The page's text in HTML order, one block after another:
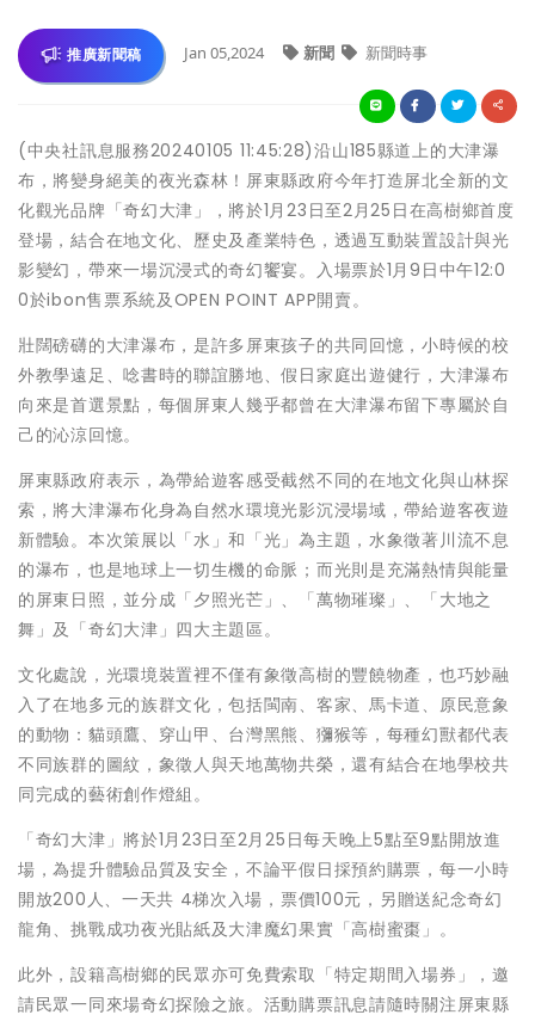
推廣新聞稿 Jan 05,2024 新聞 新聞時事
(中央社訊息服務20240105 11:45:28)沿山185縣道上的大津瀑
布，將變身絕美的夜光森林！屏東縣政府今年打造屏北全新的文
化觀光品牌「奇幻大津」，將於1月23日至2月25日在高樹鄉首度
登場，結合在地文化、歷史及產業特色，透過互動裝置設計與光
影變幻，帶來一場沉浸式的奇幻饗宴。入場票於1月9日中午12:0
0於ibon售票系統及OPEN POINT APP開賣。
壯闊磅礴的大津瀑布，是許多屏東孩子的共同回憶，小時候的校
外教學遠足、唸書時的聯誼勝地、假日家庭出遊健行，大津瀑布
向來是首選景點，每個屏東人幾乎都曾在大津瀑布留下專屬於自
己的沁涼回憶。
屏東縣政府表示，為帶給遊客感受截然不同的在地文化與山林探
索，將大津瀑布化身為自然水環境光影沉浸場域，帶給遊客夜遊
新體驗。本次策展以「水」和「光」為主題，水象徵著川流不息
的瀑布，也是地球上一切生機的命脈；而光則是充滿熱情與能量
的屏東日照，並分成「夕照光芒」、「萬物璀璨」、「大地之
舞」及「奇幻大津」四大主題區。
文化處說，光環境裝置裡不僅有象徵高樹的豐饒物產，也巧妙融
入了在地多元的族群文化，包括閩南、客家、馬卡道、原民意象
的動物：貓頭鷹、穿山甲、台灣黑熊、獼猴等，每種幻獸都代表
不同族群的圖紋，象徵人與天地萬物共榮，還有結合在地學校共
同完成的藝術創作燈組。
「奇幻大津」將於1月23日至2月25日每天晚上5點至9點開放進
場，為提升體驗品質及安全，不論平假日採預約購票，每一小時
開放200人、一天共 4梯次入場，票價100元，另贈送紀念奇幻
龍角、挑戰成功夜光貼紙及大津魔幻果實「高樹蜜棗」。
此外，設籍高樹鄉的民眾亦可免費索取「特定期間入場券」，邀
請民眾一同來場奇幻探險之旅。活動購票訊息請隨時關注屏東縣